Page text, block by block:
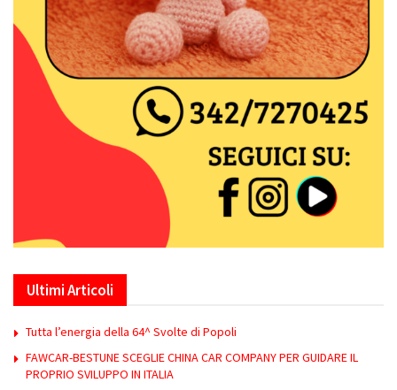
Ultimi Articoli
Tutta l’energia della 64^ Svolte di Popoli
FAWCAR-BESTUNE SCEGLIE CHINA CAR COMPANY PER GUIDARE IL
PROPRIO SVILUPPO IN ITALIA